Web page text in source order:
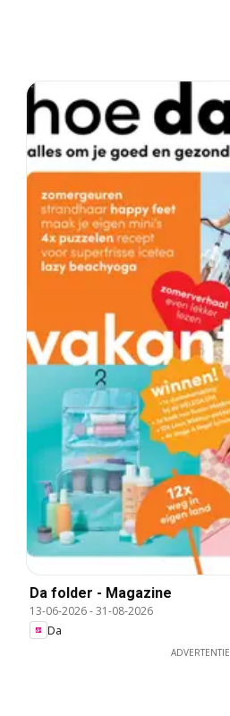
Da folder - Magazine
13-06-2026-31-08-2026
Da
ADVERTENTIE